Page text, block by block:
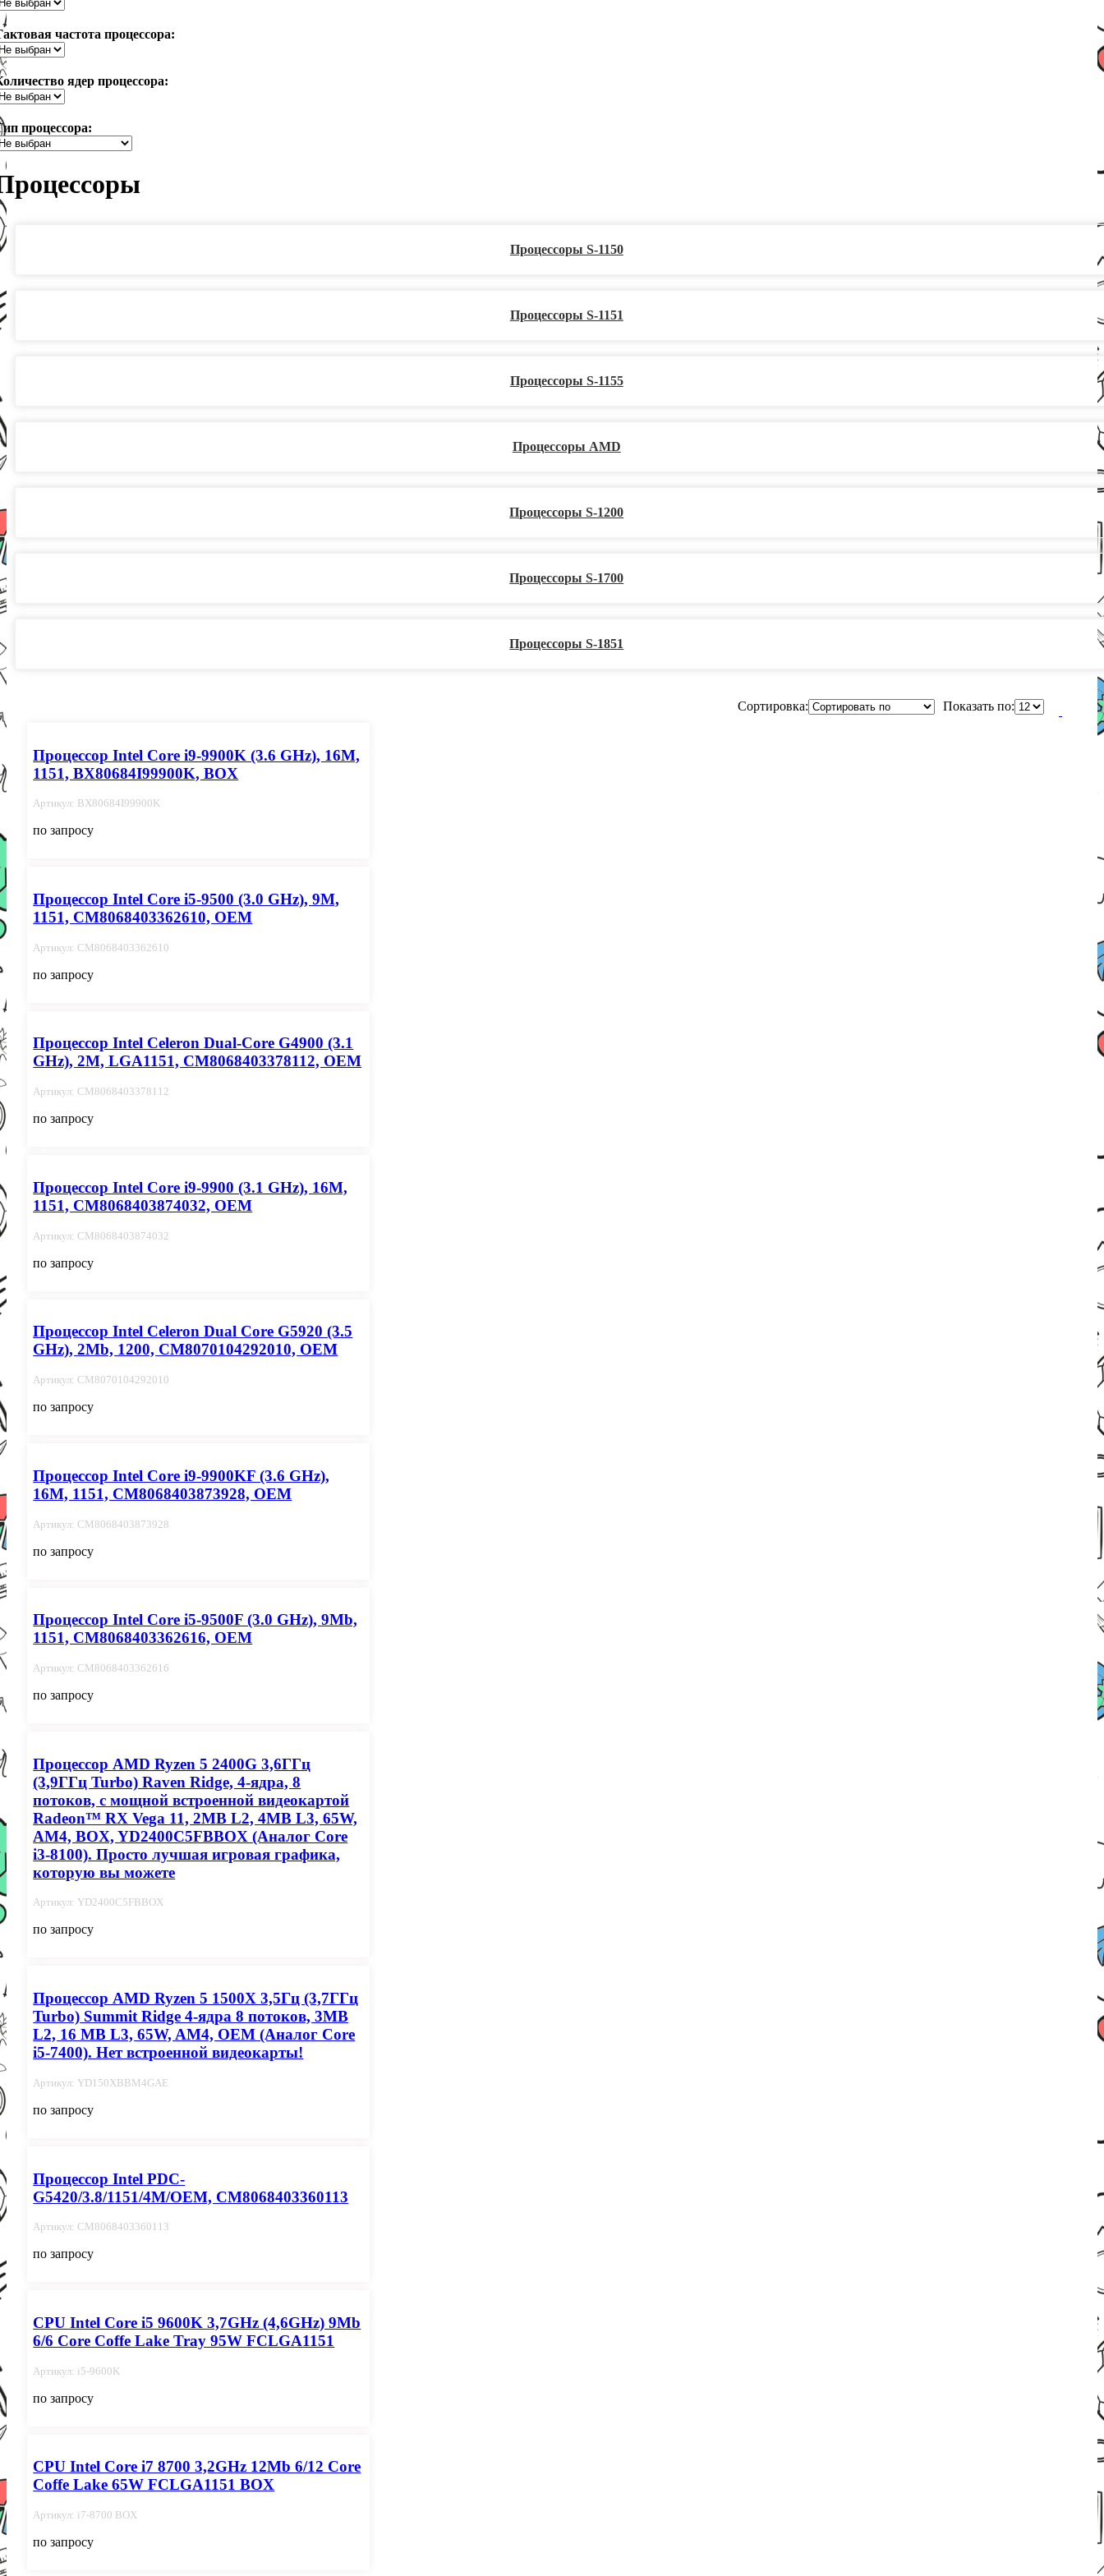
частота процессора:
ядер процессора:
процессора:
Процессоры S-1150
Процессоры S-1151
Процессоры S-1155
Процессоры AMD
Процессоры S-1200
Процессоры S-1700
Процессоры S-1851
Сортировка: Показать по:
Процессор Intel Core i9-9900K (3.6 GHz), 16M,
1151, BX80684I99900K, BOX
Артикул: BX80684I99900K
по запросу
Процессор Intel Core i5-9500 (3.0 GHz), 9M,
1151, CM8068403362610, OEM
Артикул: CM8068403362610
по запросу
Процессор Intel Celeron Dual-Core G4900 (3.1
GHz), 2M, LGA1151, CM8068403378112, OEM
Артикул: CM8068403378112
по запросу
Процессор Intel Core i9-9900 (3.1 GHz), 16M,
1151, CM8068403874032, OEM
Артикул: CM8068403874032
по запросу
Процессор Intel Celeron Dual Core G5920 (3.5
GHz), 2Mb, 1200, CM8070104292010, OEM
Артикул: CM8070104292010
по запросу
Процессор Intel Core i9-9900KF (3.6 GHz),
16M, 1151, CM8068403873928, OEM
Артикул: CM8068403873928
по запросу
Процессор Intel Core i5-9500F (3.0 GHz), 9Mb,
1151, CM8068403362616, OEM
Артикул: CM8068403362616
по запросу
Процессор AMD Ryzen 5 2400G 3,6ГГц
(3,9ГГц Turbo) Raven Ridge, 4-ядра, 8
потоков, с мощной встроенной видеокартой
Radeon™ RX Vega 11, 2MB L2, 4MB L3, 65W,
AM4, BOX, YD2400C5FBBOX (Aналог Core
i3-8100). Просто лучшая игровая графика,
которую вы можете
Артикул: YD2400C5FBBOX
по запросу
Процессор AMD Ryzen 5 1500X 3,5Гц (3,7ГГц
Turbo) Summit Ridge 4-ядра 8 потоков, 3MB
L2, 16 MB L3, 65W, AM4, OEM (Aналог Core
i5-7400). Нет встроенной видеокарты!
Артикул: YD150XBBM4GAE
по запросу
Процессор Intel PDC-
G5420/3.8/1151/4M/OEM, CM8068403360113
Артикул: CM8068403360113
по запросу
CPU Intel Core i5 9600K 3,7GHz (4,6GHz) 9Mb
6/6 Core Coffe Lake Tray 95W FCLGA1151
Артикул: i5-9600K
по запросу
CPU Intel Core i7 8700 3,2GHz 12Mb 6/12 Core
Coffe Lake 65W FCLGA1151 BOX
Артикул: i7-8700 BOX
по запросу